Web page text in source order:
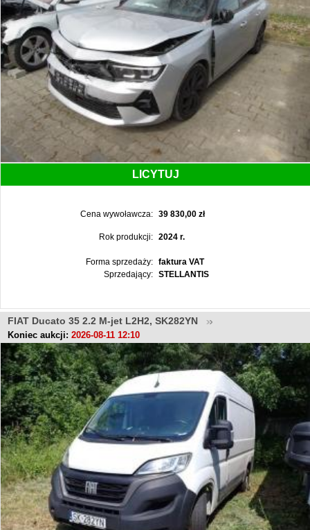
LICYTUJ
Cena wywoławcza: 39 830,00 zł
Rok produkcji: 2024 r.
Forma sprzedaży:
faktura VAT
Sprzedający:
STELLANTIS
FIAT Ducato 35 2.2 M-jet L2H2, SK282YN
Koniec aukcji: 2026-08-11 12:10